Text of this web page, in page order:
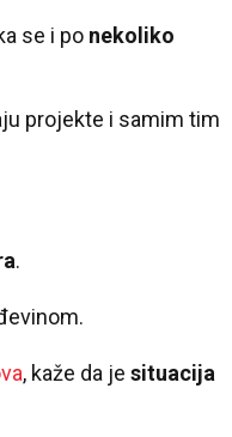
se i po nekoliko
projekte i samim tim
.
, kaže da je situacija